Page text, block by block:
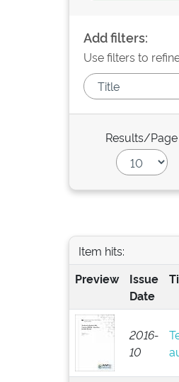
Add filters:
Use filters to
Results/Page
Item hits:
Preview
Issue
Date
2016-
10